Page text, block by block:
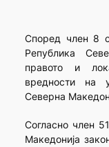
Според член 8
Република
правото и
вредности на
Северна
Согласно член
Македонија